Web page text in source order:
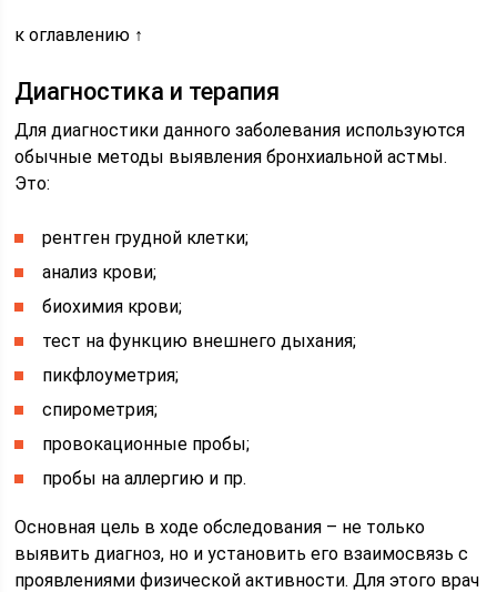
к оглавлению ↑
Диагностика и терапия
Для диагностики данного заболевания используются
обычные методы выявления бронхиальной астмы.
Это:
рентген грудной клетки;
анализ крови;
биохимия крови;
тест на функцию внешнего дыхания;
пикфлоуметрия;
спирометрия;
провокационные пробы;
пробы на аллергию и пр.
Основная цель в ходе обследования – не только
выявить диагноз, но и установить его взаимосвязь с
проявлениями физической активности. Для этого врач